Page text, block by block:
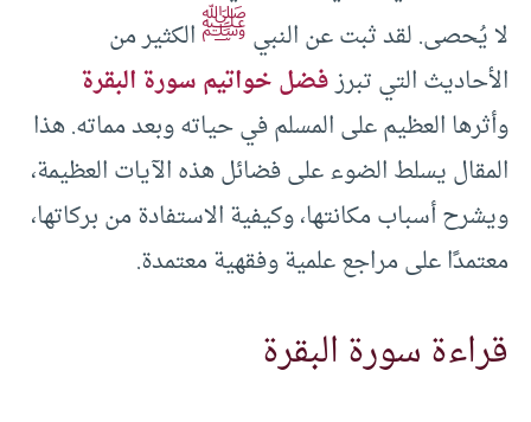
لا يُحصى. لقد ثبت عن النبيﷺالكثير من
الأحاديث التي تبرزفضل خواتيم سورة البقرة
وأثرها العظيم على المسلم في حياته وبعد مماته. هذا
المقال يسلط الضوء على فضائل هذه الآيات العظيمة،
ويشرح أسباب مكانتها، وكيفية الاستفادة من بركاتها،
معتمدًا على مراجع علمية وفقهية معتمدة.
قراءة سورة البقرة